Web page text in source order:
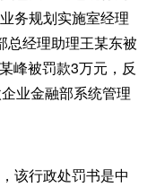
务规划实施室经理
总经理助理王某东被
峰被罚款3万元，反
业金融部系统管理
该行政处罚书是中